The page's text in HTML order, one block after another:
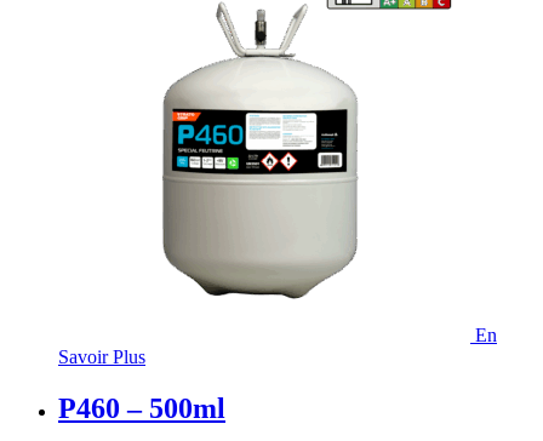
En
Savoir Plus
P460 – 500ml